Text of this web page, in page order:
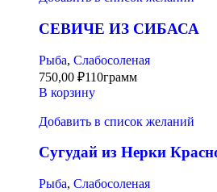
СЕВИЧЕ ИЗ СИБАСА
Рыба, Слабосоленая
750,00 ₽110грамм
В корзину
Добавить в список желаний
Сугудай из Нерки
Рыба, Слабосоленая